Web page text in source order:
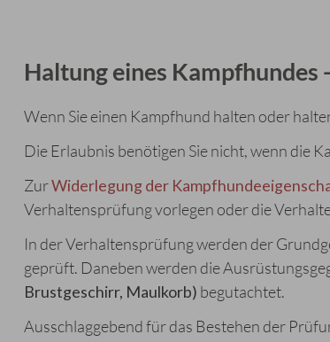
Haltung eines
Wenn Sie einen Kampfhund halten oder
Die Erlaubnis benötigen Sie nicht, wenn die
ZurWiderlegung der
Verhaltensprüfung vorlegen oder die
In der Verhaltensprüfung werden der
geprüft. Daneben werden die
Brustgeschirr, Maulkorb) begutachtet.
Ausschlaggebend für das Bestehen der